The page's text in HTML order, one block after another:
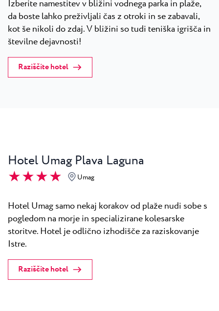
Izberite namestitev v bližini vodnega parka in plaže,
da boste lahko preživljali čas z otroki in se zabavali,
kot še nikoli do zdaj. V bližini so tudi teniška igrišča in
številne dejavnosti!
Raziščite hotel
Hotel Umag Plava Laguna
★ ★ ★ ★ Umag
Hotel Umag samo nekaj korakov od plaže nudi sobe s
pogledom na morje in specializirane kolesarske
storitve. Hotel je odlično izhodišče za raziskovanje
Istre.
Raziščite hotel